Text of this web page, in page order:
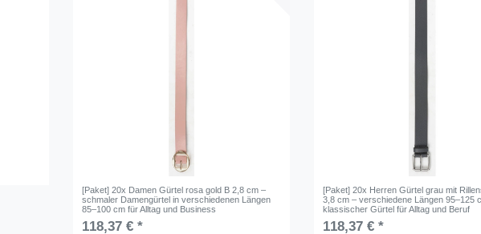
[Paket] 20x Damen Gürtel rosa gold B 2,8 cm –
schmaler Damengürtel in verschiedenen Längen
85–100 cm für Alltag und Business
118,37 € *
[Paket] 20x Herren Gürtel grau mit
3,8 cm – verschiedene Längen 95–125
klassischer Gürtel für Alltag und Beruf
118,37 € *